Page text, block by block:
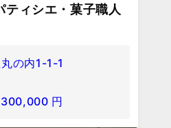
ティシエ・菓子職人
の内1-1-1
300,000 円